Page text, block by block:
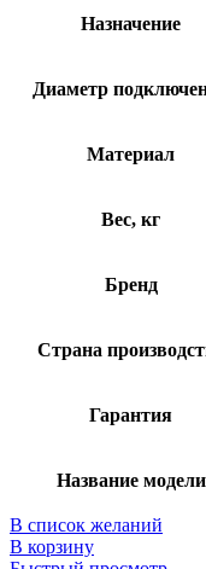
Назначение
Диаметр
Материал
Вес, кг
Бренд
Страна
Гарантия
Название модели
В список желаний
В корзину